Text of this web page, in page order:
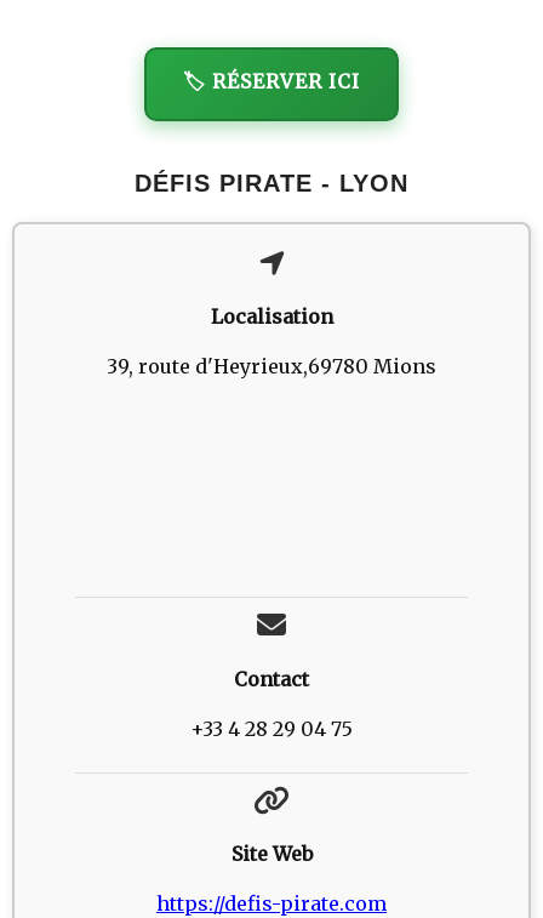
🏷️ RÉSERVER ICI
DÉFIS PIRATE - LYON
Localisation
39, route d'Heyrieux,69780 Mions
Contact
+33 4 28 29 04 75
Site Web
https://defis-pirate.com